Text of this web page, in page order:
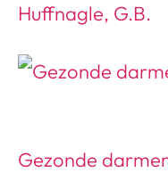
Huffnagle, G.B.
Gezonde